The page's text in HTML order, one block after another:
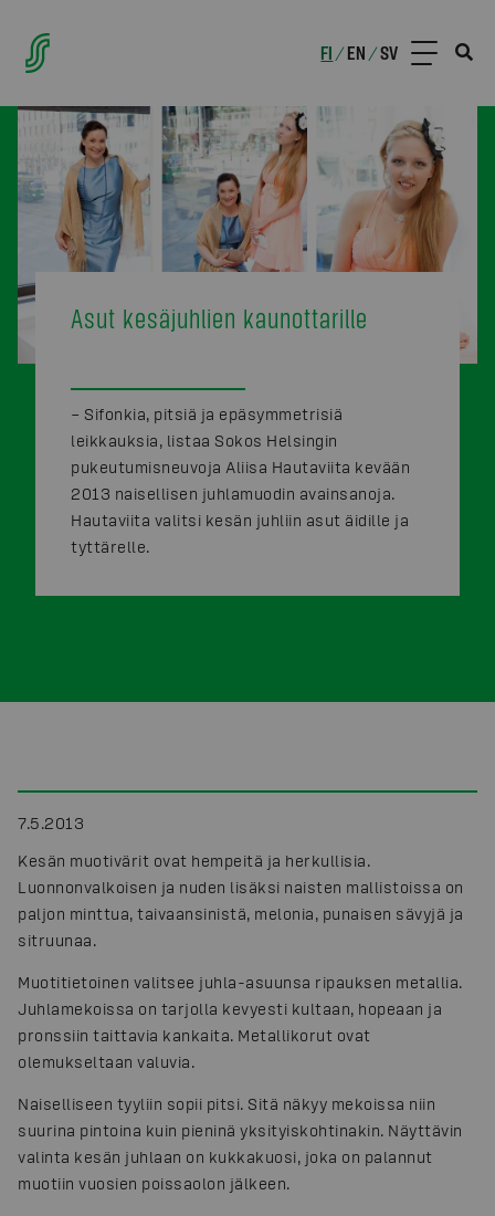
FI /EN /SV
Asut kesäjuhlien kaunottarille
– Sifonkia, pitsiä ja epäsymmetrisiä
leikkauksia, listaa Sokos Helsingin
pukeutumisneuvoja Aliisa Hautaviita kevään
2013 naisellisen juhlamuodin avainsanoja.
Hautaviita valitsi kesän juhliin asut äidille ja
tyttärelle.
7.5.2013
Kesän muotivärit ovat hempeitä ja herkullisia.
Luonnonvalkoisen ja nuden lisäksi naisten mallistoissa on
paljon minttua, taivaansinistä, melonia, punaisen sävyjä ja
sitruunaa.
Muotitietoinen valitsee juhla-asuunsa ripauksen metallia.
Juhlamekoissa on tarjolla kevyesti kultaan, hopeaan ja
pronssiin taittavia kankaita. Metallikorut ovat
olemukseltaan valuvia.
Naiselliseen tyyliin sopii pitsi. Sitä näkyy mekoissa niin
suurina pintoina kuin pieninä yksityiskohtinakin. Näyttävin
valinta kesän juhlaan on kukkakuosi, joka on palannut
muotiin vuosien poissaolon jälkeen.